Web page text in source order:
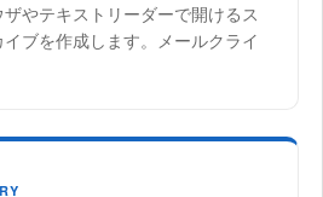
やテキストリーダーで開けるス
ブを作成します。メールクライ